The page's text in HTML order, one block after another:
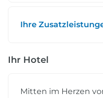
Ihre
Ihr Hotel
Mitten im Herzen